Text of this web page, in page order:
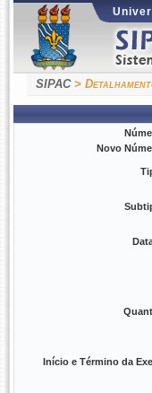
SIPAC>
Novo
Início e Término da